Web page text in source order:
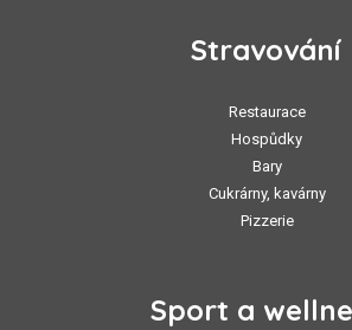
Stravování
Restaurace
Hospůdky
Bary
Cukrárny, kavárny
Pizzerie
Sport a